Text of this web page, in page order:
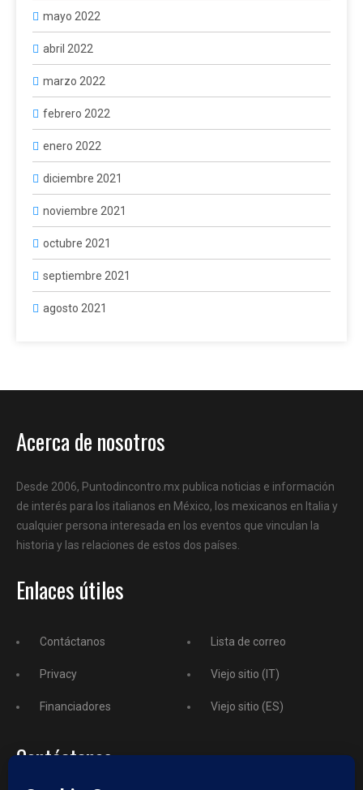
mayo 2022
abril 2022
marzo 2022
febrero 2022
enero 2022
diciembre 2021
noviembre 2021
octubre 2021
septiembre 2021
agosto 2021
Acerca de nosotros
Desde 2006, Puntodincontro.mx publica noticias e información
de interés para los italianos en México, los mexicanos en Italia y
cualquier persona interesada en los eventos que vinculan la
historia y las relaciones de estos dos países.
Enlaces útiles
Contáctanos
Privacy
Financiadores
Lista de correo
Viejo sitio (IT)
Viejo sitio (ES)
Contáctanos